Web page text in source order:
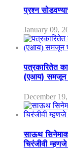
प्रश्न
January 09,
पत्रकारितेत
(एआय) समजून
December
साऊथ
चिरंजीवी